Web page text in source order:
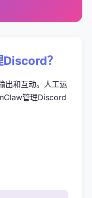
？
出和互动。人工运
管理Discord